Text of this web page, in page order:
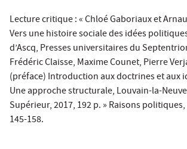
Lecture critique : « Chloé Gaboriaux et
Vers une histoire sociale des idées
d’Ascq, Presses universitaires du
Frédéric Claisse, Maxime Counet, Pierre
(préface) Introduction aux doctrines et aux
Une approche structurale, Louvain-la-
Supérieur, 2017, 192 p. » Raisons
145-158.